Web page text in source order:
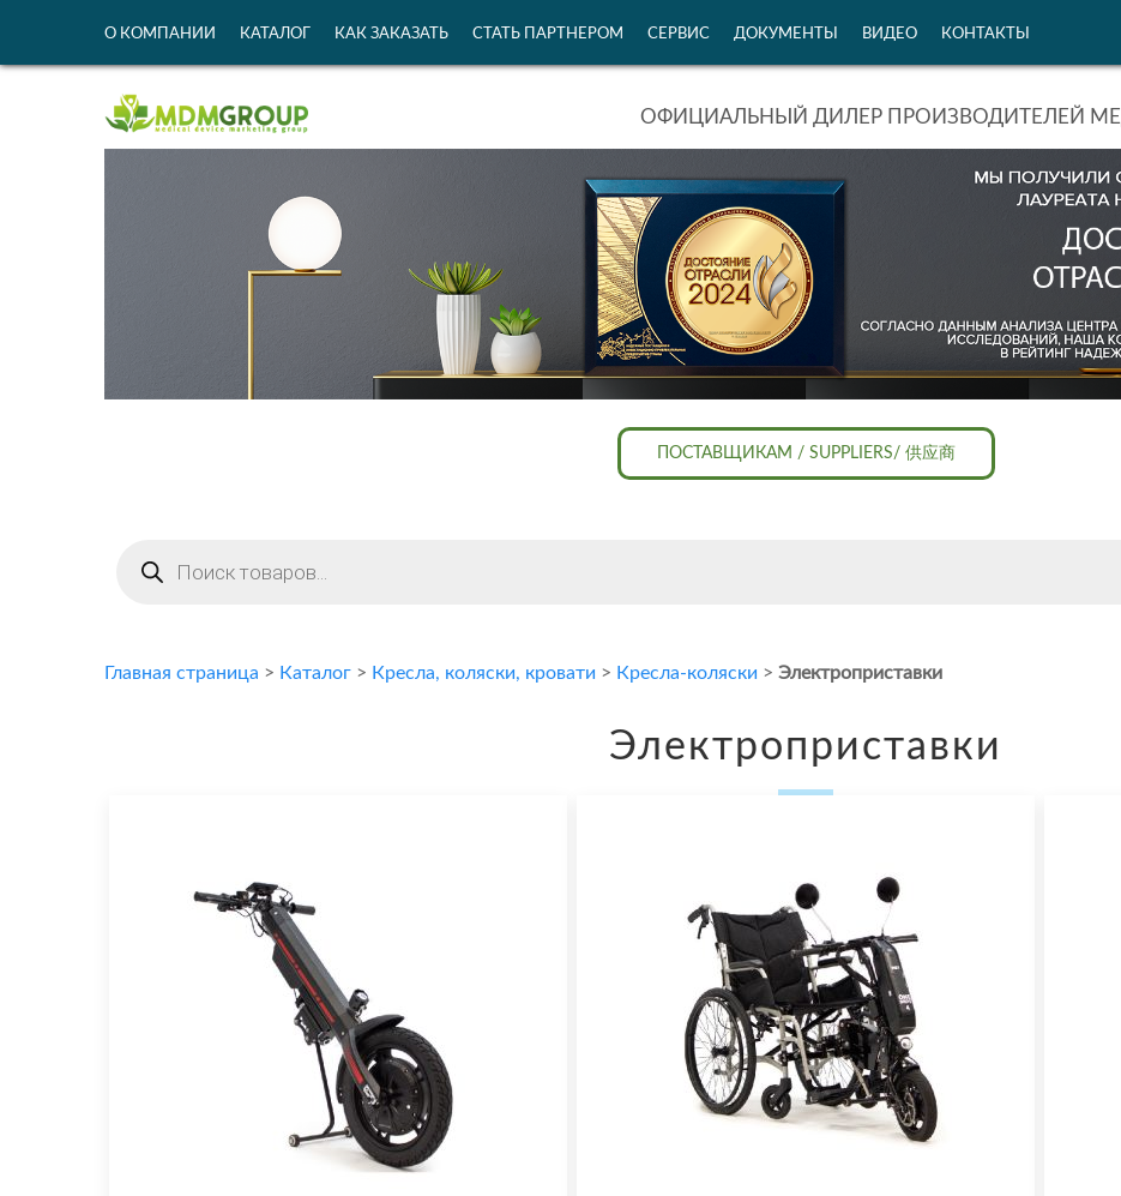
О КОМПАНИИ КАТАЛОГ КАК ЗАКАЗАТЬ СТАТЬ ПАРТНЕРОМ СЕРВИС ДОКУМЕНТЫ ВИДЕО КОНТАКТЫ
ОФИЦИАЛЬНЫЙ ДИЛЕР ПРОИЗВОДИТЕЛЕЙ
ПОСТАВЩИКАМ / SUPPLIERS/ 供应商
товаров
Главная страница > Каталог > Кресла, коляски, кровати > Кресла-коляски > Электроприставки
Электроприставки